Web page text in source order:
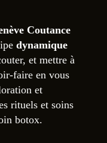
Coutance
dynamique
et mettre à
faire en vous
et
rituels et soins
botox.